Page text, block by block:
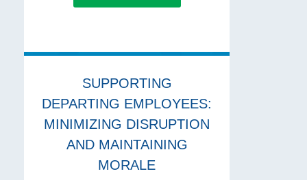
SUPPORTING
DEPARTING EMPLOYEES:
MINIMIZING DISRUPTION
AND MAINTAINING
MORALE